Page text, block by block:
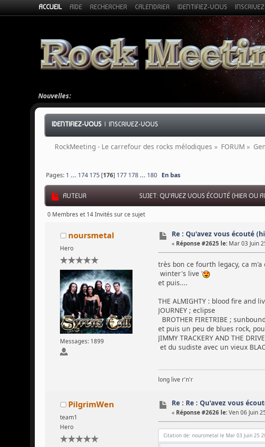
ACCUEIL AIDE RECHERCHER CALENDRIER IDENTIFIEZ-VOUS
Nouvelles:
IDENTIFIEZ-VOUS |INSCRIVEZ-VOUS
RockMeeting - Le carrefour des rocks mélodiques » FORUM »
Pages: 1 ... 174 175 [176] 177 178... 180 En bas
AUTEUR SUJET: QU'AVEZ VOUS ÉCOUTÉ (HIER OU
0 Membres et 14 Invités sur ce sujet
noursmetal
Hero
Messages: 1899
Re : Qu'avez vous écouté
« Réponse #2625 le: Mar 03 Juin
très bon ce fourth legacy, ca
winter's live '
et puis....
THE ALMIGHTY : blood fire and
JOURNEY ; eclipse
BROTHER FIRETRIBE ;
et puis un peu de blues rock,
JIMMY TRACKERY AND THE
et du sudiste avec un vieux
long live r'n'r
PilgrimWen
team1
Hero
Re : Re : Qu'avez vous
« Réponse #2626 le: Ven 06 Juin
Citation de: noursmetal le Mar 03 Juin 25